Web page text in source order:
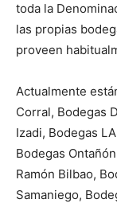
toda la
las propias
proveen
Actualmente
Corral, Bodegas
Izadi, Bodegas
Bodegas
Ramón Bilbao,
Samaniego,